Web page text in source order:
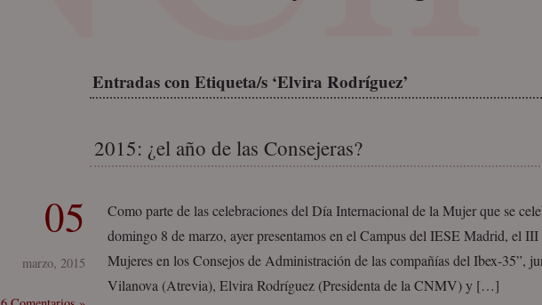
Entradas con Etiqueta/s ‘Elvira Rodríguez’
2015: ¿el año de las Consejeras?
05
marzo, 2015
Como parte de las celebraciones del Día Internacional de la Mujer que se
domingo 8 de marzo, ayer presentamos en el Campus del IESE Madrid, el
Mujeres en los Consejos de Administración de las compañías del Ibex-35”,
Vilanova (Atrevia), Elvira Rodríguez (Presidenta de la CNMV) y […]